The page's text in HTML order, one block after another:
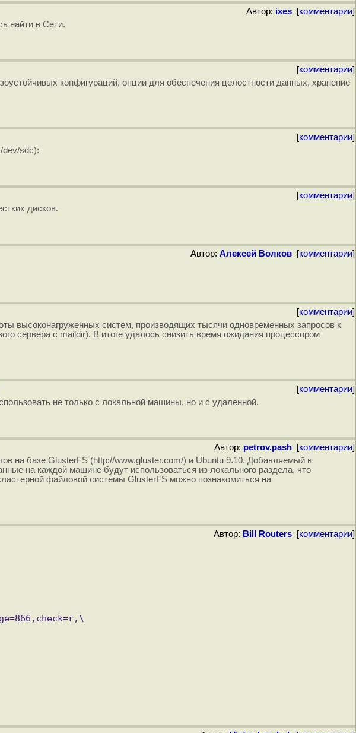
Автор: ixes [комментарии]
найти в Сети.
[комментарии]
конфигураций, опции для обеспечения целостности данных, хранение
[комментарии]
dev/sdc):
[комментарии]
дисков.
Автор: Алексей Волков [комментарии]
[комментарии]
высоконагруженных систем, производящих тысячи одновременных запросов к
сервера с maildir). В итоге удалось снизить время ожидания процессором
[комментарии]
не только с локальной машины, но и с удаленной.
Автор: petrov.pash [комментарии]
на базе GlusterFS (http://www.gluster.com/) и Ubuntu 9.10. Добавляемый в
на каждой машине будут использоваться из локального раздела, что
файловой системы GlusterFS можно познакомиться на
Автор: Bill Routers [комментарии]